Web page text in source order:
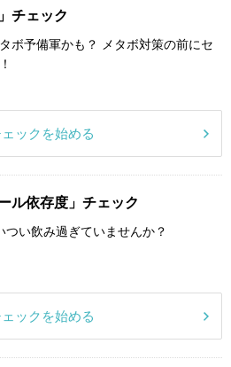
チェック
ボ予備軍かも？ メタボ対策の前にセ
ックを始める
ル依存度」チェック
い飲み過ぎていませんか？
ックを始める